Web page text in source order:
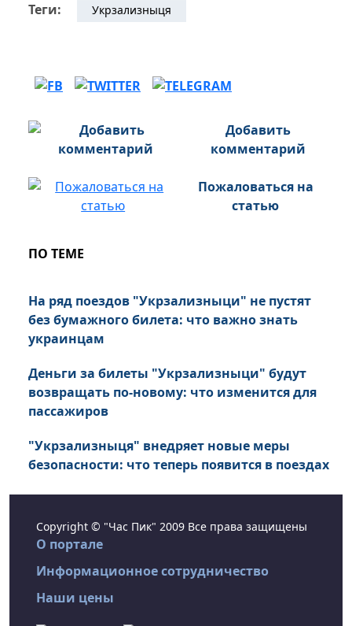
Теги: Укрзализныця
Добавить
комментарий
Пожаловаться на
статью
ПО ТЕМЕ
На ряд поездов "Укрзализныци" не пустят
без бумажного билета: что важно знать
украинцам
Деньги за билеты "Укрзализныци" будут
возвращать по-новому: что изменится для
пассажиров
"Укрзализныця" внедряет новые меры
безопасности: что теперь появится в поездах
Copyright © "Час Пик" 2009 Все права защищены
О портале
Информационное сотрудничество
Наши цены